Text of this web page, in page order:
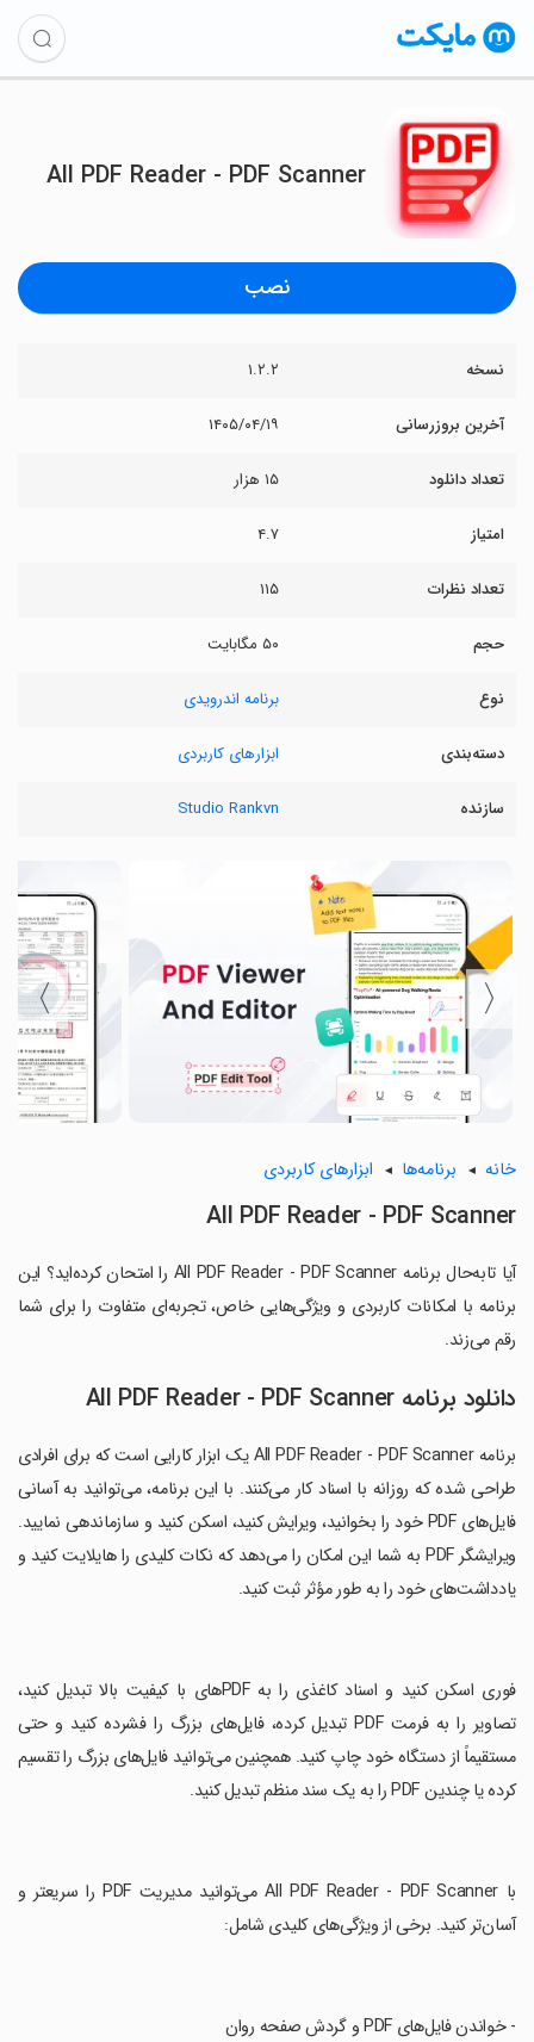
All PDF Reader - PDF Scanner
نصب
نسخه ۱.۲.۲
آخرین بروزرسانی ۱۴۰۵/۰۴/۱۹
تعداد دانلود ۱۵ هزار
امتیاز ۴.۷
تعداد نظرات ۱۱۵
حجم ۵۰ مگابایت
نوع برنامه اندرویدی
دسته‌بندی ابزارهای کاربردی
سازنده Studio Rankvn
〈
〉
خانه برنامه‌ها ابزارهای کاربردی
All PDF Reader - PDF Scanner
آیا تابه‌حال برنامه All PDF Reader - PDF Scanner را امتحان کرده‌اید؟ این
برنامه با امکانات کاربردی و ویژگی‌هایی خاص، تجربه‌ای متفاوت را برای شما
رقم می‌زند.
دانلود برنامه All PDF Reader - PDF Scanner
برنامه All PDF Reader - PDF Scanner یک ابزار کارایی است که برای افرادی
طراحی شده که روزانه با اسناد کار می‌کنند. با این برنامه، می‌توانید به آسانی
فایل‌های PDF خود را بخوانید، ویرایش کنید، اسکن کنید و سازماندهی نمایید.
ویرایشگر PDF به شما این امکان را می‌دهد که نکات کلیدی را هایلایت کنید و
یادداشت‌های خود را به طور مؤثر ثبت کنید.
‏فوری اسکن کنید و اسناد کاغذی را به PDF‌های با کیفیت بالا تبدیل کنید،
تصاویر را به فرمت PDF تبدیل کرده، فایل‌های بزرگ را فشرده کنید و حتی
مستقیماً از دستگاه خود چاپ کنید. همچنین می‌توانید فایل‌های بزرگ را تقسیم
کرده یا چندین PDF را به یک سند منظم تبدیل کنید.
‏با All PDF Reader - PDF Scanner می‌توانید مدیریت PDF را سریعتر و
آسان‌تر کنید. برخی از ویژگی‌های کلیدی شامل:
‏- خواندن فایل‌های PDF و گردش صفحه روان